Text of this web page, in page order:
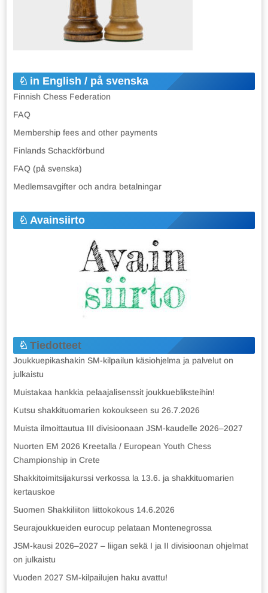
in English / på svenska
Finnish Chess Federation
FAQ
Membership fees and other payments
Finlands Schackförbund
FAQ (på svenska)
Medlemsavgifter och andra betalningar
Avainsiirto
Tiedotteet
Joukkuepikashakin SM-kilpailun käsiohjelma ja palvelut on
julkaistu
Muistakaa hankkia pelaajalisenssit joukkuebliksteihin!
Kutsu shakkituomarien kokoukseen su 26.7.2026
Muista ilmoittautua III divisioonaan JSM-kaudelle 2026–2027
Nuorten EM 2026 Kreetalla / European Youth Chess
Championship in Crete
Shakkitoimitsijakurssi verkossa la 13.6. ja shakkituomarien
kertauskoe
Suomen Shakkiliiton liittokokous 14.6.2026
Seurajoukkueiden eurocup pelataan Montenegrossa
JSM-kausi 2026–2027 – liigan sekä I ja II divisioonan ohjelmat
on julkaistu
Vuoden 2027 SM-kilpailujen haku avattu!